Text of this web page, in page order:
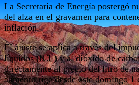
La Secretaría de Energía postergó
del alza en el gravamen para
inflación.
El ajuste se aplica a través del
líquidos (ICL) y al dióxido de
directamente al precio del litro de
aumento rige desde este domingo 1